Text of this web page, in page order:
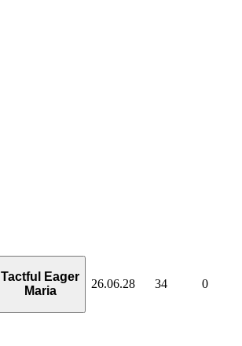
Tactful Eager
Maria
26.06.28 34 0